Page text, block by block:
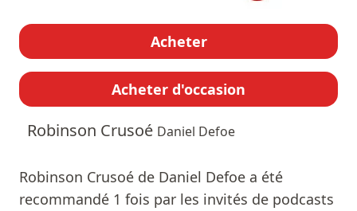
Acheter
Acheter d'occasion
Robinson Crusoé Daniel Defoe
Robinson Crusoé de Daniel Defoe a été
recommandé 1 fois par les invités de podcasts